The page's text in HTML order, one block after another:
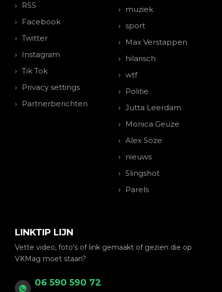
RSS
Facebook
Twitter
Instagram
Tik Tok
Privacy settings
Partnerberichten
muziek
sport
Max Verstappen
hilarisch
wtf
Politie
Jutta Leerdam
Monica Geuze
Alex Soze
nieuws
Slingshot
Parels
LINKTIP LIJN
Vette video, foto's of link gemaakt of gezien die op
VKMag moet staan?
06 590 590 72